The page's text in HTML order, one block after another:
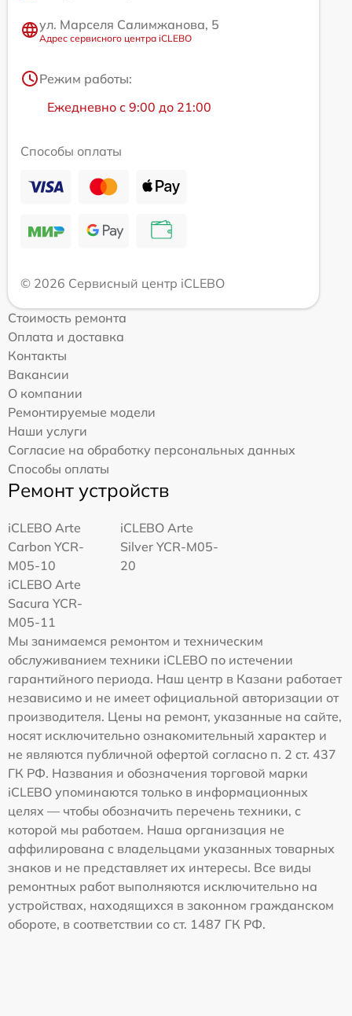
ул. Марселя Салимжанова, 5
Адрес сервисного центра iCLEBO
Режим работы:
Ежедневно с 9:00 до 21:00
Способы оплаты
© 2026 Сервисный центр iCLEBO
Стоимость ремонта
Оплата и доставка
Контакты
Вакансии
О компании
Ремонтируемые модели
Наши услуги
Согласие на обработку персональных данных
Способы оплаты
Ремонт устройств
iCLEBO Arte
Carbon YCR-
M05-10
iCLEBO Arte
Silver YCR-M05-
20
iCLEBO Arte
Sacura YCR-
M05-11
Мы занимаемся ремонтом и техническим
обслуживанием техники iCLEBO по истечении
гарантийного периода. Наш центр в Казани работает
независимо и не имеет официальной авторизации от
производителя. Цены на ремонт, указанные на сайте,
носят исключительно ознакомительный характер и
не являются публичной офертой согласно п. 2 ст. 437
ГК РФ. Названия и обозначения торговой марки
iCLEBO упоминаются только в информационных
целях — чтобы обозначить перечень техники, с
которой мы работаем. Наша организация не
аффилирована с владельцами указанных товарных
знаков и не представляет их интересы. Все виды
ремонтных работ выполняются исключительно на
устройствах, находящихся в законном гражданском
обороте, в соответствии со ст. 1487 ГК РФ.